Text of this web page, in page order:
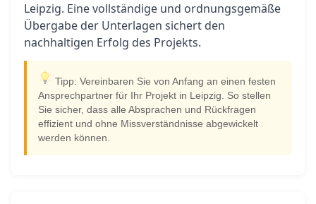
Leipzig. Eine vollständige und ordnungsgemäße
Übergabe der Unterlagen sichert den
nachhaltigen Erfolg des Projekts.
Tipp: Vereinbaren Sie von Anfang an einen festen
Ansprechpartner für Ihr Projekt in Leipzig. So stellen
Sie sicher, dass alle Absprachen und Rückfragen
effizient und ohne Missverständnisse abgewickelt
werden können.